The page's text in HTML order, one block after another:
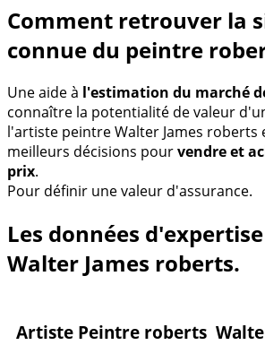
Comment retrouver la
connue du peintre
Une aide à l'estimation du marché
connaître la potentialité de valeur
l'artiste peintre Walter James roberts
meilleurs décisions pourvendre et
prix.
Pour définir une valeur d'assurance.
Les données
Walter James roberts.
Artiste Peintre roberts